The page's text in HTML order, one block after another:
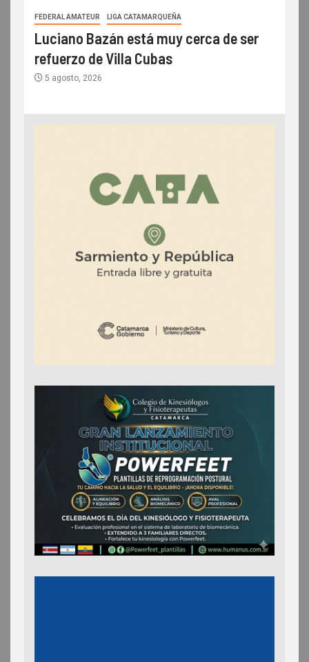
FEDERAL AMATEUR LIGA CATAMARQUEÑA
Luciano Bazán está muy cerca de ser
refuerzo de Villa Cubas
5 agosto, 2026